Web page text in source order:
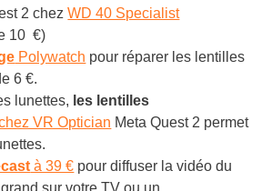
2 chezWD 40 Specialist
10 €)
Polywatch pour réparer les lentilles
6 €.
lunettes, les lentilles
VR Optician Meta Quest 2 permet
à 39 € pour diffuser la vidéo du
sur votre TV ou un